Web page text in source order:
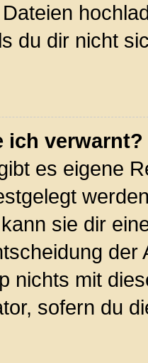
du dir nicht
ich verwarnt?
es eigene
sie dir
nichts mit
sofern du